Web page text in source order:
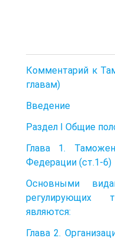
Комментарий к
главам)
Введение
Раздел I Общие
Глава 1.
Федерации (ст.1-6)
Основными
регулирующих
являются:
Глава 2.